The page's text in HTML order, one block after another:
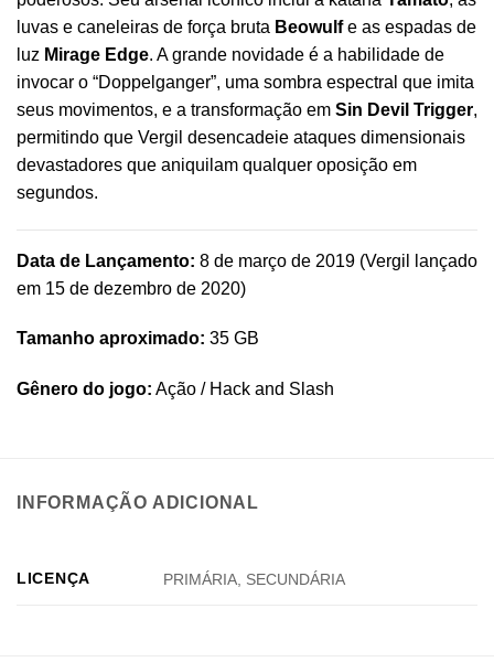
luvas e caneleiras de força bruta Beowulfe as espadas de
luz Mirage Edge. A grande novidade é a habilidade de
invocar o “Doppelganger”, uma sombra espectral que imita
seus movimentos, e a transformação em Sin Devil Trigger,
permitindo que Vergil desencadeie ataques dimensionais
devastadores que aniquilam qualquer oposição em
segundos.
Data de Lançamento: 8 de março de 2019 (Vergil lançado
em 15 de dezembro de 2020)
Tamanho aproximado: 35 GB
Gênero do jogo: Ação / Hack and Slash
INFORMAÇÃO ADICIONAL
LICENÇA PRIMÁRIA, SECUNDÁRIA